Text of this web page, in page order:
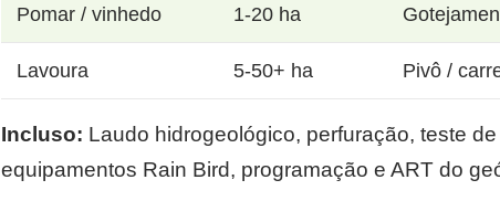
Pomar / vinhedo 1-20 ha
Lavoura 5-50+ ha Pivô /
Incluso: Laudo hidrogeológico, perfuração, teste
equipamentos Rain Bird, programação e ART do